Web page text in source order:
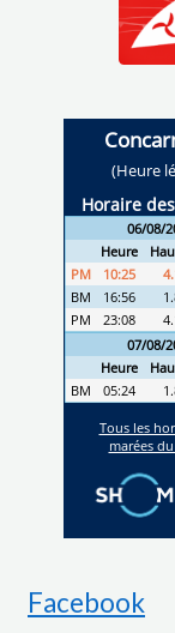
Facebook